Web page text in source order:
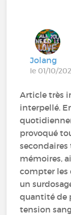
Jolang
le 01/10/
Article très
interpellé.
provoqué
secondaires
mémoires,
compter les
un
quantité de
tension